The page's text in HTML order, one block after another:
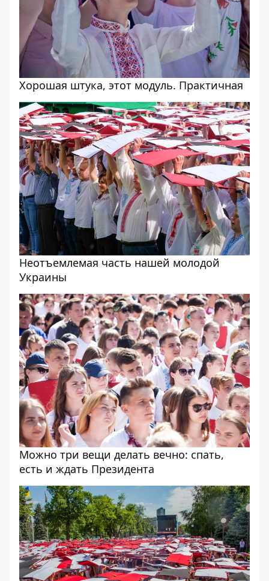
Хорошая штука, этот модуль. Практичная
Неотъемлемая часть нашей молодой
Украины
Можно три вещи делать вечно: спать,
есть и ждать Президента